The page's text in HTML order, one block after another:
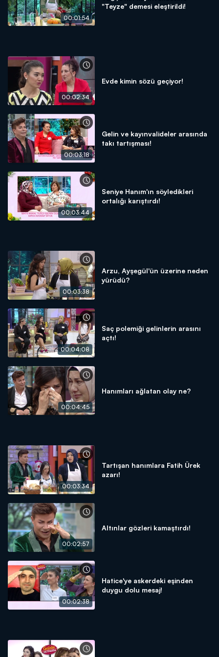
00:01:54
"Teyze" demesi eleştirildi!
00:02:34
Evde kimin sözü geçiyor!
00:03:18
Gelin ve kayınvalideler arasında
takı tartışması!
00:03:44
Seniye Hanım'ın söyledikleri
ortalığı karıştırdı!
00:03:38
Arzu, Ayşegül'ün üzerine neden
yürüdü?
00:04:08
Saç polemiği gelinlerin arasını
açtı!
00:04:45
Hanımları ağlatan olay ne?
00:03:34
Tartışan hanımlara Fatih Ürek
azarı!
00:02:57
Altınlar gözleri kamaştırdı!
00:02:38
Hatice'ye askerdeki eşinden
duygu dolu mesaj!